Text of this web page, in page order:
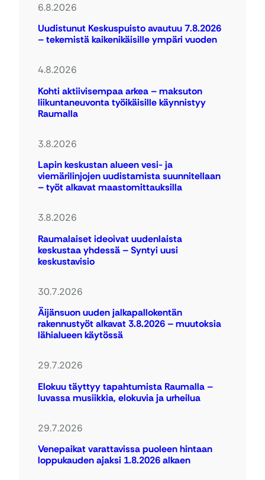
6.8.2026
Uudistunut Keskuspuisto avautuu 7.8.2026
– tekemistä kaikenikäisille ympäri vuoden
4.8.2026
Kohti aktiivisempaa arkea – maksuton
liikuntaneuvonta työikäisille käynnistyy
Raumalla
3.8.2026
Lapin keskustan alueen vesi- ja
viemärilinjojen uudistamista suunnitellaan
– työt alkavat maastomittauksilla
3.8.2026
Raumalaiset ideoivat uudenlaista
keskustaa yhdessä – Syntyi uusi
keskustavisio
30.7.2026
Äijänsuon uuden jalkapallokentän
rakennustyöt alkavat 3.8.2026 – muutoksia
lähialueen käytössä
29.7.2026
Elokuu täyttyy tapahtumista Raumalla –
luvassa musiikkia, elokuvia ja urheilua
29.7.2026
Venepaikat varattavissa puoleen hintaan
loppukauden ajaksi 1.8.2026 alkaen